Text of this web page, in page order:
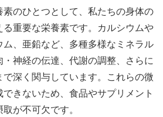
素のひとつとして、私たちの身体の
る重要な栄養素です。カルシウムや
ム、亜鉛など、多種多様なミネラル
神経の伝達、代謝の調整、さらに
深く関与しています。これらの微
きないため、食品やサプリメント
が不可欠です。